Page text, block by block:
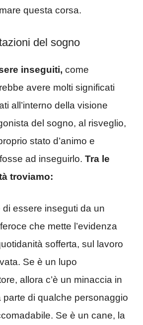
questa corsa.
del sogno
inseguiti, come
avere molti significati
all’interno della visione
del sogno, al risveglio,
stato d’animo e
ad inseguirlo. Tra le
troviamo:
di essere inseguti da un
che mette l’evidenza
sofferta, sul lavoro
Se è un lupo
allora c’è un minaccia in
parte di qualche personaggio
Se è un cane, la